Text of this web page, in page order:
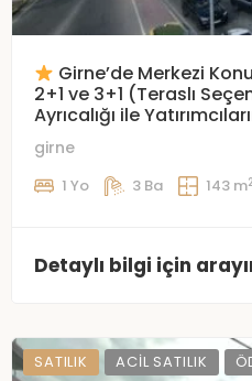
Girne’de Merkezi
2+1 ve 3+1 (Teraslı
Ayrıcalığı ile
girne
1 Yo 3 Ba 143 m2
Detaylı bilgi için
SATILIK ACIL SATILIK